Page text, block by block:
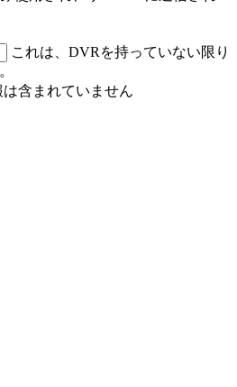
これは、DVRを持っていない限り
は含まれていません